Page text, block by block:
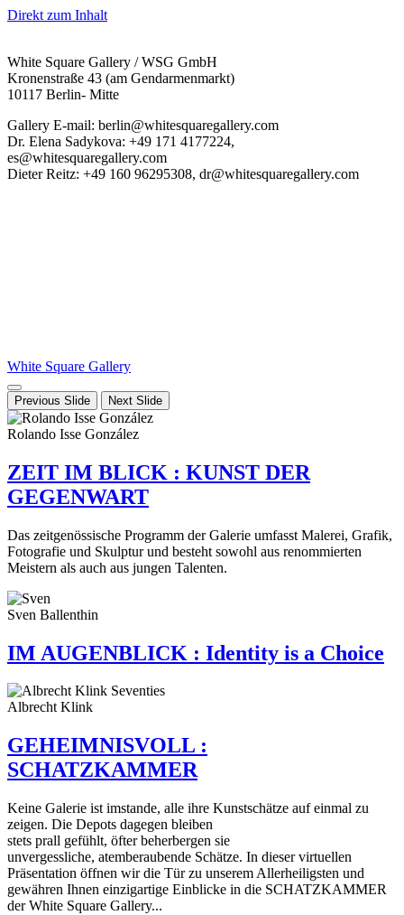
Direkt zum Inhalt
White Square Gallery / WSG GmbH
Kronenstraße 43 (am Gendarmenmarkt)
10117 Berlin- Mitte
Gallery E-mail: berlin@whitesquaregallery.com
Dr. Elena Sadykova: +49 171 4177224,
es@whitesquaregallery.com
Dieter Reitz: +49 160 96295308, dr@whitesquaregallery.com
White Square Gallery
Previous Slide Next Slide
Rolando Isse González
ZEIT IM BLICK : KUNST DER
GEGENWART
Das zeitgenössische Programm der Galerie umfasst Malerei, Grafik,
Fotografie und Skulptur und besteht sowohl aus renommierten
Meistern als auch aus jungen Talenten.
Sven Ballenthin
IM AUGENBLICK : Identity is a Choice
Albrecht Klink
GEHEIMNISVOLL :
SCHATZKAMMER
Keine Galerie ist imstande, alle ihre Kunstschätze auf einmal zu
zeigen. Die Depots dagegen bleiben
stets prall gefühlt, öfter beherbergen sie
unvergessliche, atemberaubende Schätze. In dieser virtuellen
Präsentation öffnen wir die Tür zu unserem Allerheiligsten und
gewähren Ihnen einzigartige Einblicke in die SCHATZKAMMER
der White Square Gallery...